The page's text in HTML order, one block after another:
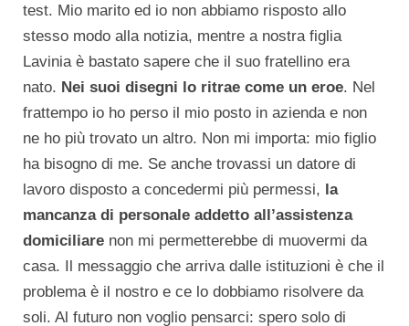
test. Mio marito ed io non abbiamo risposto allo
stesso modo alla notizia, mentre a nostra figlia
Lavinia è bastato sapere che il suo fratellino era
nato. Nei suoi disegni lo ritrae come un eroe. Nel
frattempo io ho perso il mio posto in azienda e non
ne ho più trovato un altro. Non mi importa: mio figlio
ha bisogno di me. Se anche trovassi un datore di
lavoro disposto a concedermi più permessi, la
mancanza di personale addetto all’assistenza
domiciliare non mi permetterebbe di muovermi da
casa. Il messaggio che arriva dalle istituzioni è che il
problema è il nostro e ce lo dobbiamo risolvere da
soli. Al futuro non voglio pensarci: spero solo di